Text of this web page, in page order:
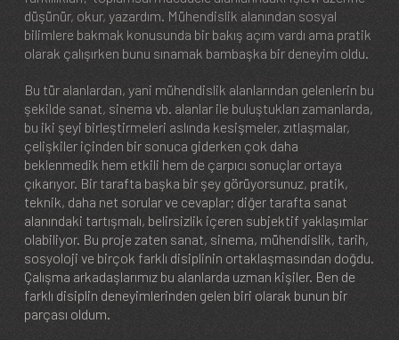
düşünür, okur, yazardım. Mühendislik alanından sosyal
bilimlere bakmak konusunda bir bakış açım vardı ama pratik
olarak çalışırken bunu sınamak bambaşka bir deneyim oldu.
Bu tür alanlardan, yani mühendislik alanlarından gelenlerin bu
şekilde sanat, sinema vb. alanlar ile buluştukları zamanlarda,
bu iki şeyi birleştirmeleri aslında kesişmeler, zıtlaşmalar,
çelişkiler içinden bir sonuca giderken çok daha
beklenmedik hem etkili hem de çarpıcı sonuçlar ortaya
çıkarıyor. Bir tarafta başka bir şey görüyorsunuz, pratik,
teknik, daha net sorular ve cevaplar; diğer tarafta sanat
alanındaki tartışmalı, belirsizlik içeren subjektif yaklaşımlar
olabiliyor. Bu proje zaten sanat, sinema, mühendislik, tarih,
sosyoloji ve birçok farklı disiplinin ortaklaşmasından doğdu.
Çalışma arkadaşlarımız bu alanlarda uzman kişiler. Ben de
farklı disiplin deneyimlerinden gelen biri olarak bunun bir
parçası oldum.